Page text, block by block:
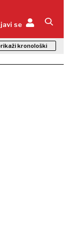
se
kronološki